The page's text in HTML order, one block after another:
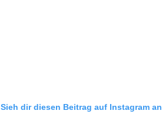
Sieh dir diesen Beitrag auf Instagram an